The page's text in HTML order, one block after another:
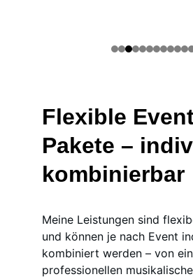
Flexible
Pakete –
kombinierbar
Meine Leistungen sind
und können je nach Event
kombiniert werden – von
professionellen